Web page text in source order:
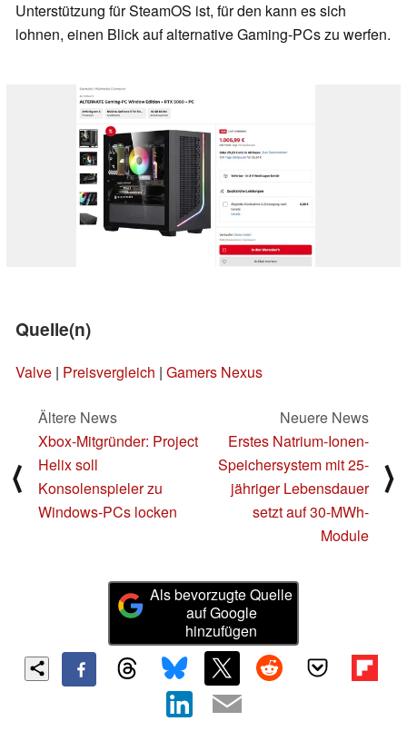
Unterstützung für SteamOS ist, für den kann es sich
lohnen, einen Blick auf alternative Gaming-PCs zu werfen.
Quelle(n)
Valve | Preisvergleich | Gamers Nexus
⟨
Ältere News
Xbox-Mitgründer: Project
Helix soll
Konsolenspieler zu
Windows-PCs locken
Neuere News
Erstes Natrium-Ionen-
Speichersystem mit 25-
jähriger Lebensdauer
setzt auf 30-MWh-
Module
⟩
Als bevorzugte Quelle
auf Google
hinzufügen